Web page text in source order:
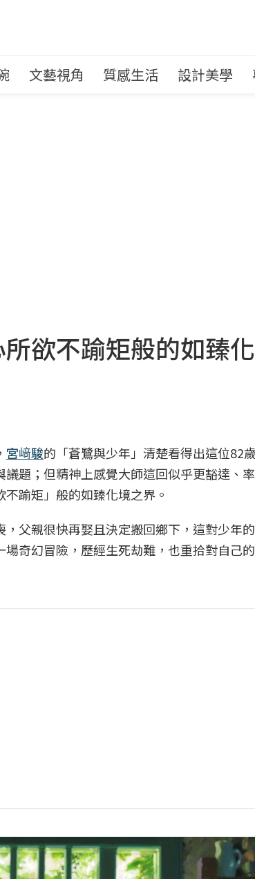
文藝視角 質感生活 設計美學
欲不踰矩般的如臻
宮﨑駿的「蒼鷺與少年」清楚看得出這位82
題；但精神上感覺大師這回似乎更豁達、
踰矩」般的如臻化境之界。
父親很快再娶且決定搬回鄉下，這對少年
奇幻冒險，歷經生死劫難，也重拾對自己